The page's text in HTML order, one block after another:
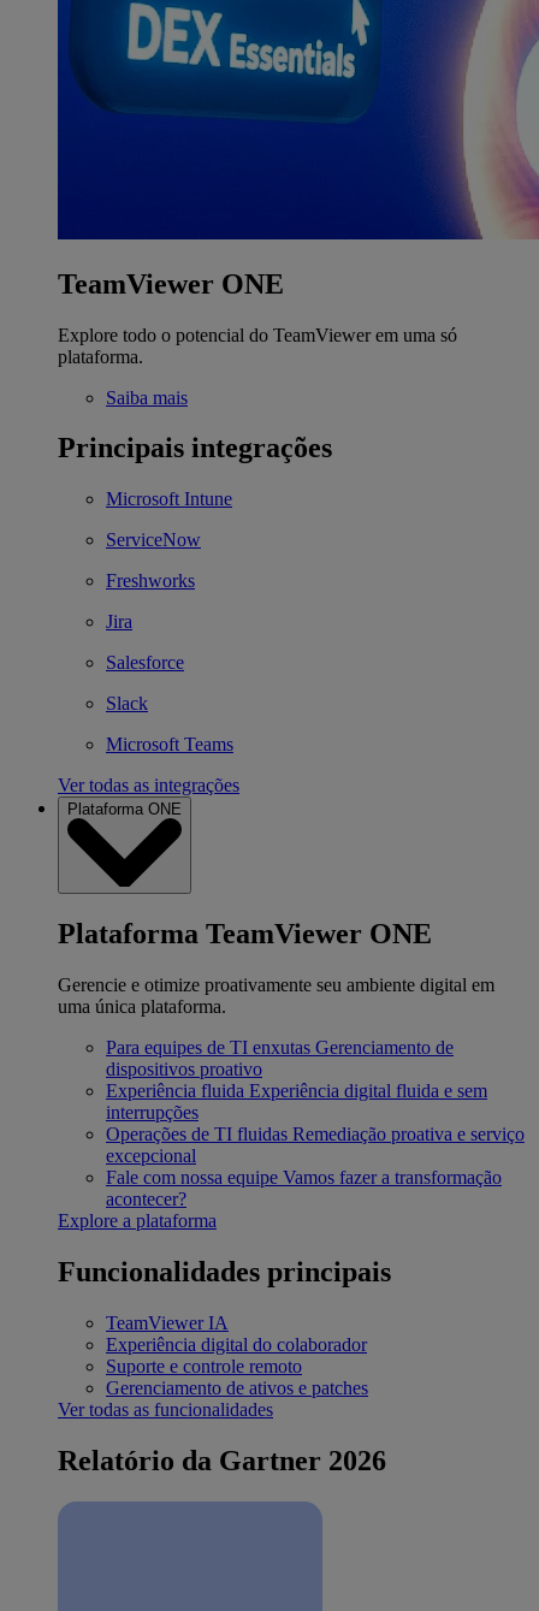
TeamViewer ONE
Explore todo o potencial do TeamViewer em uma só
plataforma.
Saiba mais
Principais integrações
Microsoft Intune
ServiceNow
Freshworks
Jira
Salesforce
Slack
Microsoft Teams
Ver todas as integrações
Plataforma ONE
Plataforma TeamViewer ONE
Gerencie e otimize proativamente seu ambiente digital em
uma única plataforma.
Para equipes de TI enxutas Gerenciamento de
dispositivos proativo
Experiência fluida Experiência digital fluida e sem
interrupções
Operações de TI fluidas Remediação proativa e serviço
excepcional
Fale com nossa equipe Vamos fazer a transformação
acontecer?
Explore a plataforma
Funcionalidades principais
TeamViewer IA
Experiência digital do colaborador
Suporte e controle remoto
Gerenciamento de ativos e patches
Ver todas as funcionalidades
Relatório da Gartner 2026